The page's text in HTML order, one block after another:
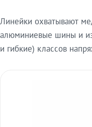
Линейки охватывают
алюминиевые шины и
и гибкие) классов